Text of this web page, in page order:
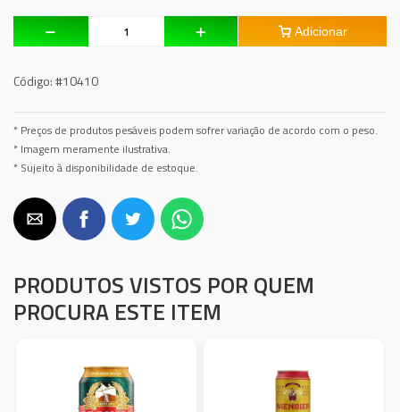
Adicionar
Código:#10410
* Preços de produtos pesáveis podem sofrer variação de acordo com o peso.
* Imagem meramente ilustrativa.
* Sujeito à disponibilidade de estoque.
PRODUTOS VISTOS POR QUEM
PROCURA ESTE ITEM